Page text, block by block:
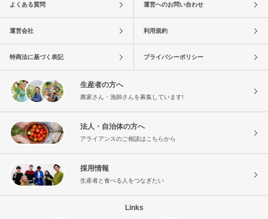
よくある質問 運営へのお問い合わせ
運営会社 利用規約
特商法に基づく表記 プライバシーポリシー
生産者の方へ
農家さん・漁師さんを募集しています!
法人・自治体の方へ
アライアンスのご相談はこちらから
採用情報
生産者と食べる人をつなぎたい
Links